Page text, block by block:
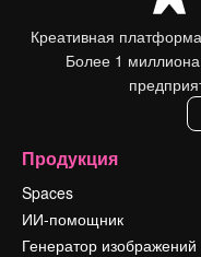
Креативная
Более 1 миллиона
Продукция
Spaces
ИИ-помощник
Генератор